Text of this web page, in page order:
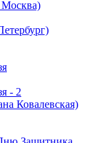
- 2
Ковалевская)